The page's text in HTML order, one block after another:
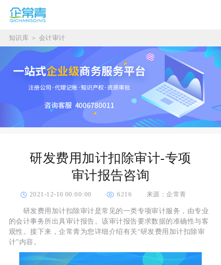
知识库 ＞ 会计审计
研发费用加计扣除审计-专项
审计报告咨询
2021-12-10 00:00:00 6216 来源：企常青
研发费用加计扣除审计是常见的一类专项审计服务，由专业
的会计事务所出具审计报告。该审计报告要求数据的准确性与客
观性。接下来，企常青为您详细介绍有关“研发费用加计扣除审
计”内容。